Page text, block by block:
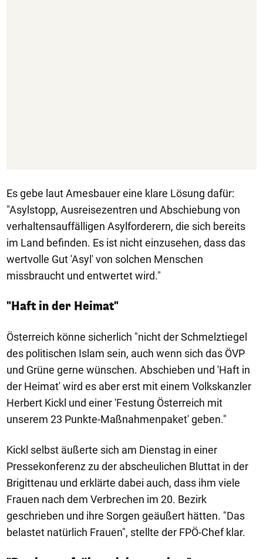
Es gebe laut Amesbauer eine klare Lösung dafür:
"Asylstopp, Ausreisezentren und Abschiebung von
verhaltensauffälligen Asylforderern, die sich bereits
im Land befinden. Es ist nicht einzusehen, dass das
wertvolle Gut 'Asyl' von solchen Menschen
missbraucht und entwertet wird."
"Haft in der Heimat"
Österreich könne sicherlich "nicht der Schmelztiegel
des politischen Islam sein, auch wenn sich das ÖVP
und Grüne gerne wünschen. Abschieben und 'Haft in
der Heimat' wird es aber erst mit einem Volkskanzler
Herbert Kickl und einer 'Festung Österreich mit
unserem 23 Punkte-Maßnahmenpaket' geben."
Kickl selbst äußerte sich am Dienstag in einer
Pressekonferenz zu der abscheulichen Bluttat in der
Brigittenau und erklärte dabei auch, dass ihm viele
Frauen nach dem Verbrechen im 20. Bezirk
geschrieben und ihre Sorgen geäußert hätten. "Das
belastet natürlich Frauen", stellte der FPÖ-Chef klar.